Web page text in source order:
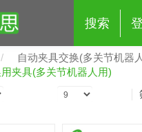
搜索
自动夹具交换(多关节机器
夹具(多关节机器人用)